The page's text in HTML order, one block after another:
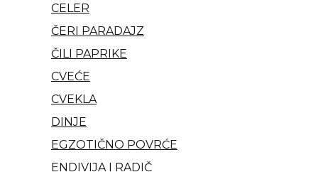
CELER
ČERI PARADAJZ
ČILI PAPRIKE
CVEĆE
CVEKLA
DINJE
EGZOTIČNO POVRĆE
ENDIVIJA I RADIČ